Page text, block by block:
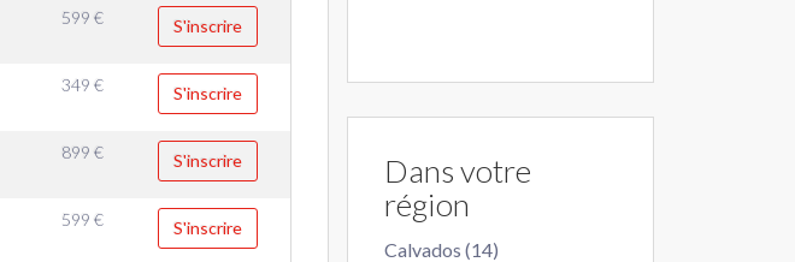
599 € S'inscrire
349 € S'inscrire
899 € S'inscrire
599 € S'inscrire
Dans votre
région
Calvados (14)